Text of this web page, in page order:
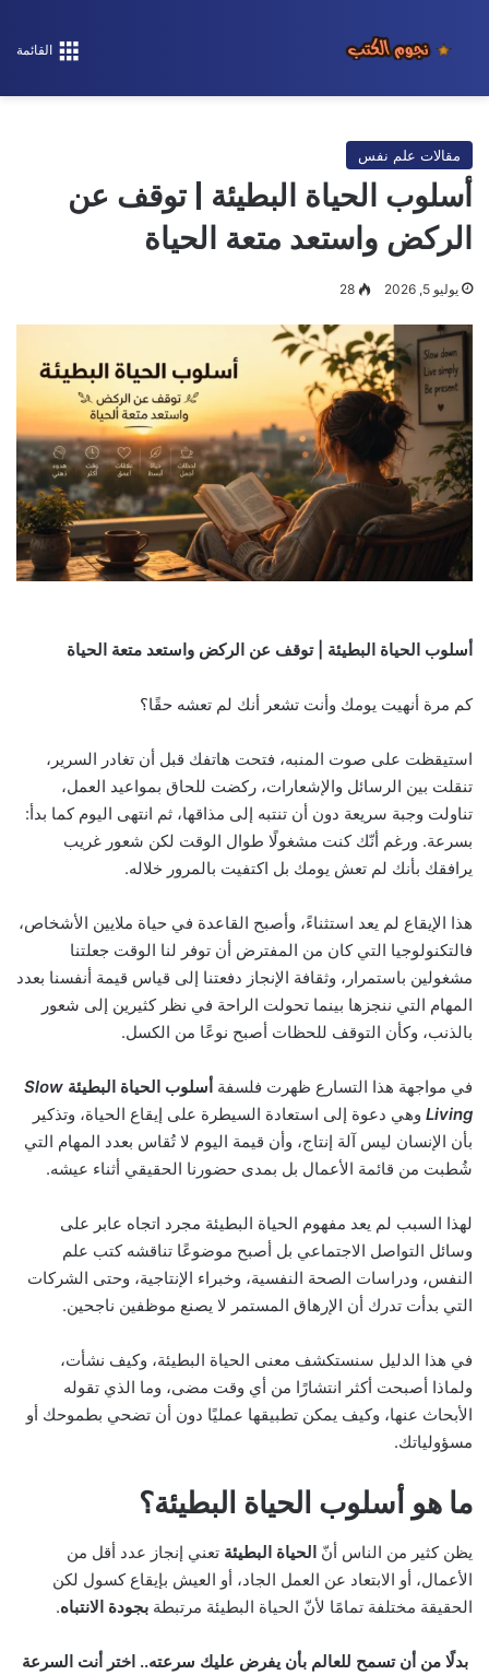
القائمة
مقالات علم نفس
أسلوب الحياة البطيئة | توقف عن
الركض واستعد متعة الحياة
يوليو 5, 2026 28
أسلوب الحياة البطيئة | توقف عن الركض واستعد متعة الحياة
كم مرة أنهيت يومك وأنت تشعر أنك لم تعشه حقًا؟
استيقظت على صوت المنبه، فتحت هاتفك قبل أن تغادر السرير،
تنقلت بين الرسائل والإشعارات، ركضت للحاق بمواعيد العمل،
تناولت وجبة سريعة دون أن تنتبه إلى مذاقها، ثم انتهى اليوم كما بدأ:
بسرعة. ورغم أنّك كنت مشغولًا طوال الوقت لكن شعور غريب
يرافقك بأنك لم تعش يومك بل اكتفيت بالمرور خلاله.
هذا الإيقاع لم يعد استثناءً، وأصبح القاعدة في حياة ملايين الأشخاص،
فالتكنولوجيا التي كان من المفترض أن توفر لنا الوقت جعلتنا
مشغولين باستمرار، وثقافة الإنجاز دفعتنا إلى قياس قيمة أنفسنا بعدد
المهام التي ننجزها بينما تحولت الراحة في نظر كثيرين إلى شعور
بالذنب، وكأن التوقف للحظات أصبح نوعًا من الكسل.
في مواجهة هذا التسارع ظهرت فلسفة أسلوب الحياة البطيئة Slow
Living وهي دعوة إلى استعادة السيطرة على إيقاع الحياة، وتذكير
بأن الإنسان ليس آلة إنتاج، وأن قيمة اليوم لا تُقاس بعدد المهام التي
شُطبت من قائمة الأعمال بل بمدى حضورنا الحقيقي أثناء عيشه.
لهذا السبب لم يعد مفهوم الحياة البطيئة مجرد اتجاه عابر على
وسائل التواصل الاجتماعي بل أصبح موضوعًا تناقشه كتب علم
النفس، ودراسات الصحة النفسية، وخبراء الإنتاجية، وحتى الشركات
التي بدأت تدرك أن الإرهاق المستمر لا يصنع موظفين ناجحين.
في هذا الدليل سنستكشف معنى الحياة البطيئة، وكيف نشأت،
ولماذا أصبحت أكثر انتشارًا من أي وقت مضى، وما الذي تقوله
الأبحاث عنها، وكيف يمكن تطبيقها عمليًا دون أن تضحي بطموحك أو
مسؤولياتك.
ما هو أسلوب الحياة البطيئة؟
يظن كثير من الناس أنّ الحياة البطيئة تعني إنجاز عدد أقل من
الأعمال، أو الابتعاد عن العمل الجاد، أو العيش بإيقاع كسول لكن
الحقيقة مختلفة تمامًا لأنّ الحياة البطيئة مرتبطة بجودة الانتباه.
بدلًا من أن تسمح للعالم بأن يفرض عليك سرعته.. اختر أنت السرعة